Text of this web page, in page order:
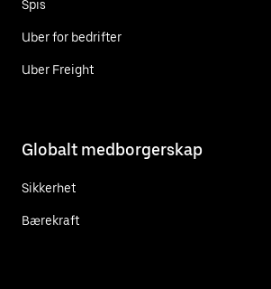
Spis
Uber for bedrifter
Uber Freight
Globalt medborgerskap
Sikkerhet
Bærekraft